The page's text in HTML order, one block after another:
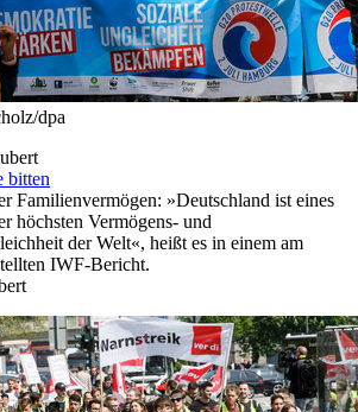
dpa
bitten
Familienvermögen: »Deutschland ist eines
höchsten Vermögens- und
der Welt«, heißt es in einem am
IWF-Bericht.